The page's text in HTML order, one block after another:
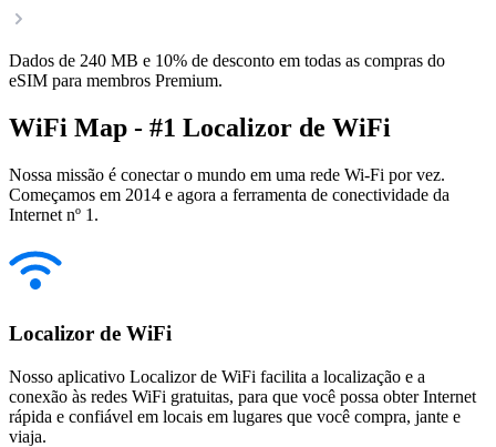
Dados de 240 MB e 10% de desconto em todas as compras do
eSIM para membros Premium.
WiFi Map - #1 Localizor de WiFi
Nossa missão é conectar o mundo em uma rede Wi-Fi por vez.
Começamos em 2014 e agora a ferramenta de conectividade da
Internet nº 1.
Localizor de WiFi
Nosso aplicativo Localizor de WiFi facilita a localização e a
conexão às redes WiFi gratuitas, para que você possa obter Internet
rápida e confiável em locais em lugares que você compra, jante e
viaja.